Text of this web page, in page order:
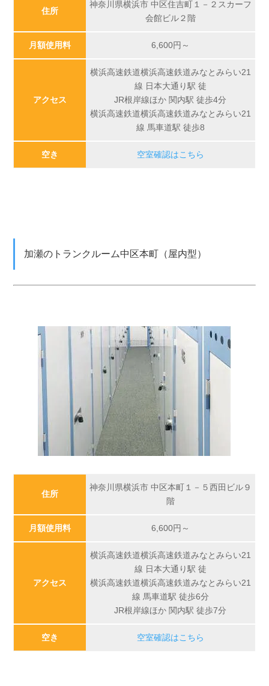
住所
神奈川県横浜市 中区住吉町１－２スカーフ
会館ビル２階
月額使用料 6,600円～
アクセス
横浜高速鉄道横浜高速鉄道みなとみらい21
線 日本大通り駅 徒
JR根岸線ほか 関内駅 徒歩4分
横浜高速鉄道横浜高速鉄道みなとみらい21
線 馬車道駅 徒歩8
空き 空室確認はこちら
加瀬のトランクルーム中区本町（屋内型）
住所
神奈川県横浜市 中区本町１－５西田ビル９
階
月額使用料 6,600円～
アクセス
横浜高速鉄道横浜高速鉄道みなとみらい21
線 日本大通り駅 徒
横浜高速鉄道横浜高速鉄道みなとみらい21
線 馬車道駅 徒歩6分
JR根岸線ほか 関内駅 徒歩7分
空き 空室確認はこちら